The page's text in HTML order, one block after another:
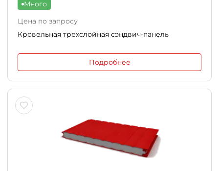
Много
Цена по запросу
Кровельная трехслойная сэндвич-панель
Подробнее